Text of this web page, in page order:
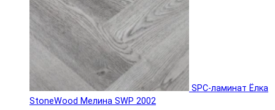
SPC-ламинат Ëлка
StoneWood Мелина SWP 2002